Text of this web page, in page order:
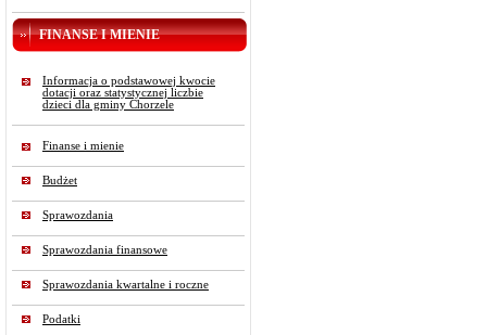
FINANSE I MIENIE
Informacja o podstawowej kwocie
dotacji oraz statystycznej liczbie
dzieci dla gminy Chorzele
Finanse i mienie
Budżet
Sprawozdania
Sprawozdania finansowe
Sprawozdania kwartalne i roczne
Podatki